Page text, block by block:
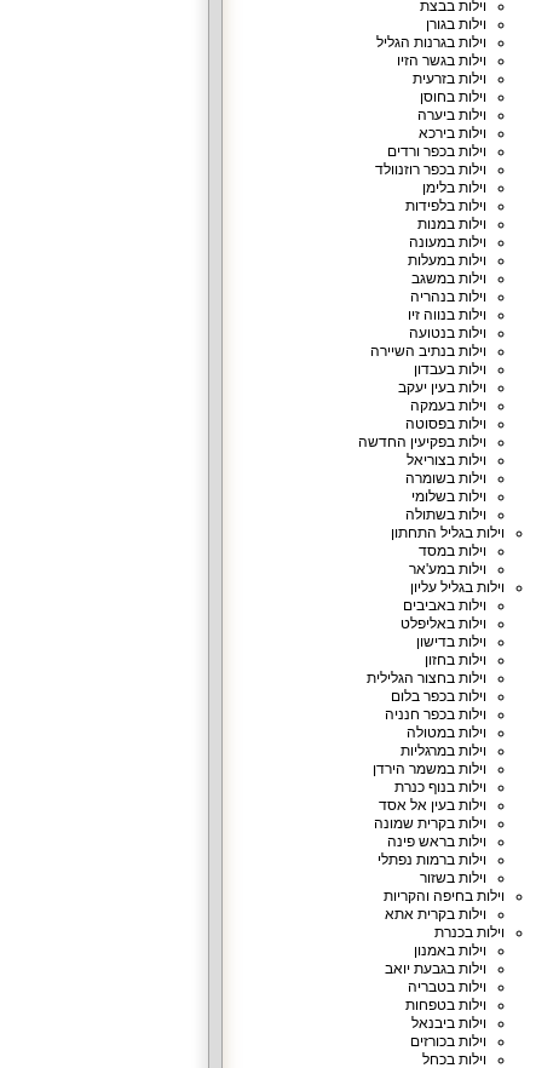
וילות בבצת
וילות בגורן
וילות בגרנות הגליל
וילות בגשר הזיו
וילות בזרעית
וילות בחוסן
וילות ביערה
וילות בירכא
וילות בכפר ורדים
וילות בכפר רוזנוולד
וילות בלימן
וילות בלפידות
וילות במנות
וילות במעונה
וילות במעלות
וילות במשגב
וילות בנהריה
וילות בנווה זיו
וילות בנטועה
וילות בנתיב השיירה
וילות בעבדון
וילות בעין יעקב
וילות בעמקה
וילות בפסוטה
וילות בפקיעין החדשה
וילות בצוריאל
וילות בשומרה
וילות בשלומי
וילות בשתולה
וילות בגליל התחתון
וילות במסד
וילות במע'אר
וילות בגליל עליון
וילות באביבים
וילות באליפלט
וילות בדישון
וילות בחזון
וילות בחצור הגלילית
וילות בכפר בלום
וילות בכפר חנניה
וילות במטולה
וילות במרגליות
וילות במשמר הירדן
וילות בנוף כנרת
וילות בעין אל אסד
וילות בקרית שמונה
וילות בראש פינה
וילות ברמות נפתלי
וילות בשזור
וילות בחיפה והקריות
וילות בקרית אתא
וילות בכנרת
וילות באמנון
וילות בגבעת יואב
וילות בטבריה
וילות בטפחות
וילות ביבנאל
וילות בכורזים
וילות בכחל